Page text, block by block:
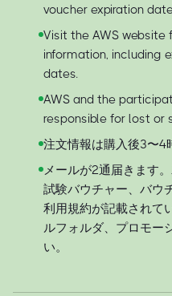
voucher expiration
Visit the AWS
information, including
dates.
AWS and the
responsible for lost or
注文情報は購入後3〜4
メールが2通届きます
試験バウチャー、バウ
利用規約が記載されて
ルフォルダ、プロモー
い。